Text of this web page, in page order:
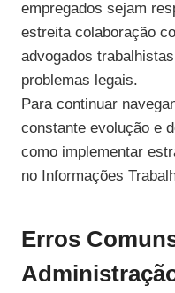
empregados sejam
estreita colaboração
advogados
problemas legais.
Para continuar
constante evolução e
como implementar
no Informações
Erros